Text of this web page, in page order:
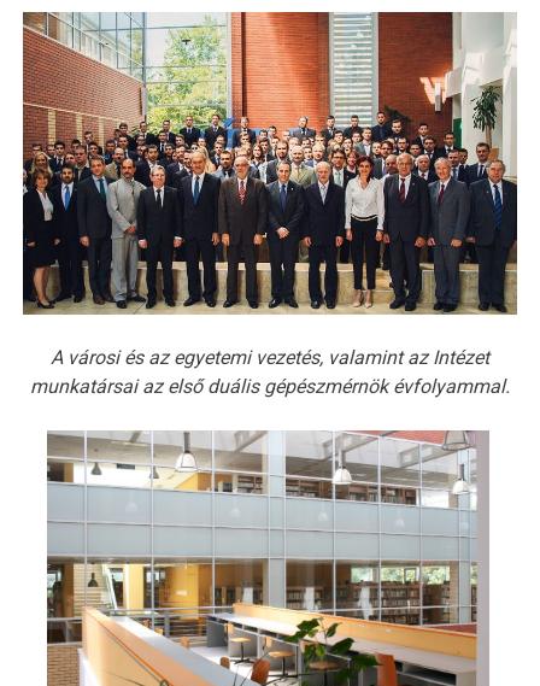
A városi és az egyetemi vezetés, valamint az Intézet
munkatársai az elsőduális gépészmérnök évfolyammal.